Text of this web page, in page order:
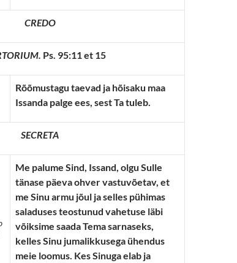
CREDO
Ps. 95:11 et 15
Rõõmustagu taevad ja hõisaku maa
Issanda palge ees, sest Ta tuleb.
SECRETA
Me palume Sind, Issand, olgu Sulle
tänase päeva ohver vastuvõetav, et
me Sinu armu jõul ja selles pühimas
saladuses teostunud vahetuse läbi
võiksime saada Tema sarnaseks,
kelles Sinu jumalikkusega ühendus
meie loomus. Kes Sinuga elab ja